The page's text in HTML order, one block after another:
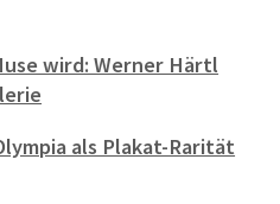
wird: Werner Härtl
als Plakat-Rarität